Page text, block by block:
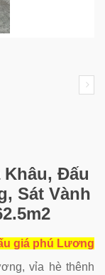
Khâu, Đấu
Sát Vành
giá phú Lương
vỉa hè thênh